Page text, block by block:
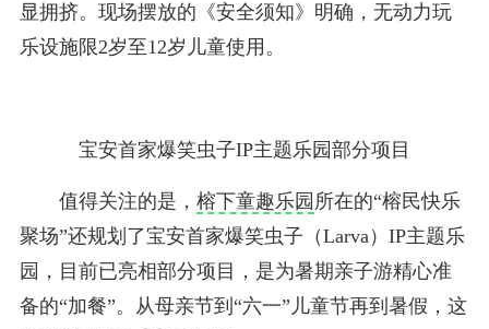
显拥挤。现场摆放的《安全须知》明确，无动力玩
乐设施限2岁至12岁儿童使用。
宝安首家爆笑虫子IP主题乐园部分项目
值得关注的是， 榕下童趣乐园 所在的“榕民快乐
聚场”还规划了宝安首家爆笑虫子（Larva）IP主题乐
园，目前已亮相部分项目，是为暑期亲子游精心准
备的“加餐”。从母亲节到“六一”儿童节再到暑假，这